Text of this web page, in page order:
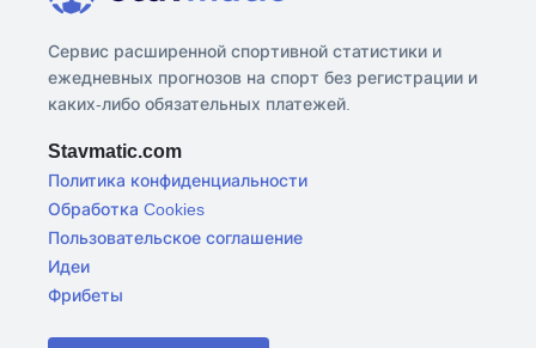
Сервис расширенной спортивной статистики и
ежедневных прогнозов на спорт без регистрации и
каких-либо обязательных платежей.
Stavmatic.com
Политика конфиденциальности
Обработка Cookies
Пользовательское соглашение
Идеи
Фрибеты